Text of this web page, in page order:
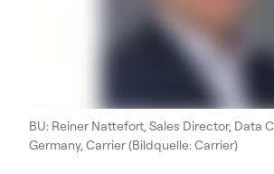
BU: Reiner Nattefort, Sales Director, Data
Germany, Carrier (Bildquelle: Carrier)